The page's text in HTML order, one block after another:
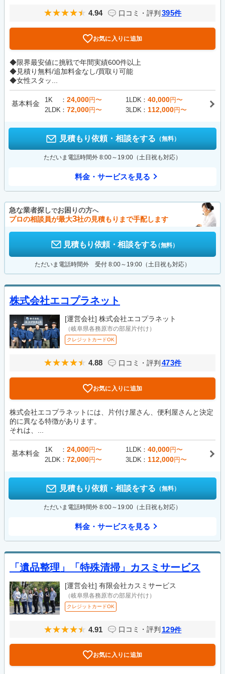
4.94 口コミ・評判 395件
お気に入りに追加
◆限界最安値に挑戦で年間実績600件以上
◆見積り無料/追加料金なし/買取り可能
◆女性スタッ...
基本料金 1K 24,000円〜 1LDK 40,000円〜
2LDK
72,000円〜 3LDK 112,000円〜
見積もり依頼・相談をする （無料）
ただいま電話時間外 8:00～19:00（土日祝も対応）
料金・サービスを見る
急な業者探しでお困りの方へ
プロの相談員が最大3社の見積もりまで手配します
見積もり依頼・相談をする（無料）
ただいま電話時間外 受付 8:00～19:00（土日祝も対応）
株式会社エコプラネット
[運営会社] 株式会社エコプラネット
（岐阜県各務原市の部屋片付け）
クレジットカードOK
4.88 口コミ・評判 473件
お気に入りに追加
株式会社エコプラネットには、片付け屋さん、便利屋さんと決定
的に異なる特徴があります。
それは、...
基本料金 1K 24,000円〜 1LDK 40,000円〜
2LDK
72,000円〜 3LDK 112,000円〜
見積もり依頼・相談をする （無料）
ただいま電話時間外 8:00～19:00（土日祝も対応）
料金・サービスを見る
「遺品整理」「特殊清掃」カスミサービス
[運営会社] 有限会社カスミサービス
（岐阜県各務原市の部屋片付け）
クレジットカードOK
4.91 口コミ・評判 129件
お気に入りに追加